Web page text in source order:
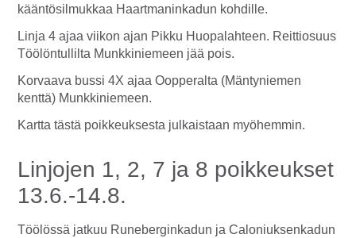
kääntösilmukkaa Haartmaninkadun kohdille.
Linja 4 ajaa viikon ajan Pikku Huopalahteen. Reittiosuus
Töölöntullilta Munkkiniemeen jää pois.
Korvaava bussi 4X ajaa Oopperalta (Mäntyniemen
kenttä) Munkkiniemeen.
Kartta tästä poikkeuksesta julkaistaan myöhemmin.
Linjojen 1, 2, 7 ja 8 poikkeukset
13.6.-14.8.
Töölössä jatkuu Runeberginkadun ja Caloniuksenkadun